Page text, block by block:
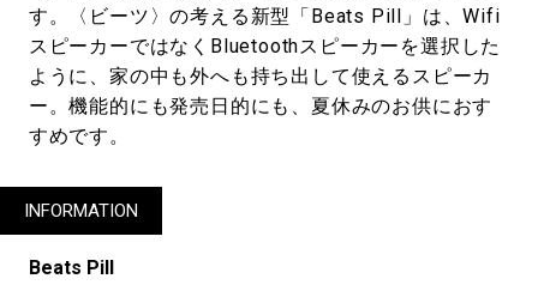
す。〈ビーツ〉の考える新型「Beats Pill」は、Wifi
スピーカーではなくBluetoothスピーカーを選択した
ように、家の中も外へも持ち出して使えるスピーカ
ー。機能的にも発売日的にも、夏休みのお供におす
すめです。
INFORMATION
Beats Pill